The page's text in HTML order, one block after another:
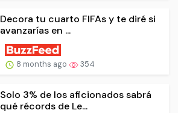
Decora tu cuarto FIFAs y te diré si
avanzarías en ...
8 months ago 354
Solo 3% de los aficionados sabrá
qué récords de Le...